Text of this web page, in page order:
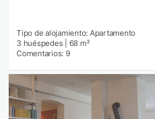
Tipo de alojamiento: Apartamento
3 huéspedes
68 m²
Comentarios: 9